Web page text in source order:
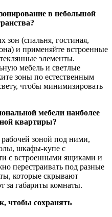
в небольшой
зон (спальня, гостиная,
и применяйте встроенные
элементы.
мебель и светлые
зоны по естественным
чтобы минимизировать
мебели наиболее
квартиры?
зоной под ними,
шкафы-купе с
с встроенными ящиками и
перестраивать под разные
которые скрывают
за габариты комнаты.
чтобы сохранять